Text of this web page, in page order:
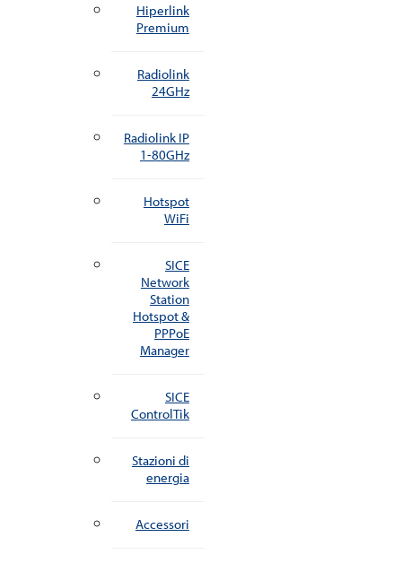
Hiperlink
Premium
Radiolink
24GHz
Radiolink IP
1-80GHz
Hotspot
WiFi
SICE
Network
Station
Hotspot &
PPPoE
Manager
SICE
ControlTik
Stazioni di
energia
Accessori